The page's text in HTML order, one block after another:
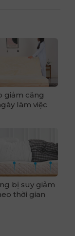
giảm căng
làm việc
bị suy giảm
thời gian